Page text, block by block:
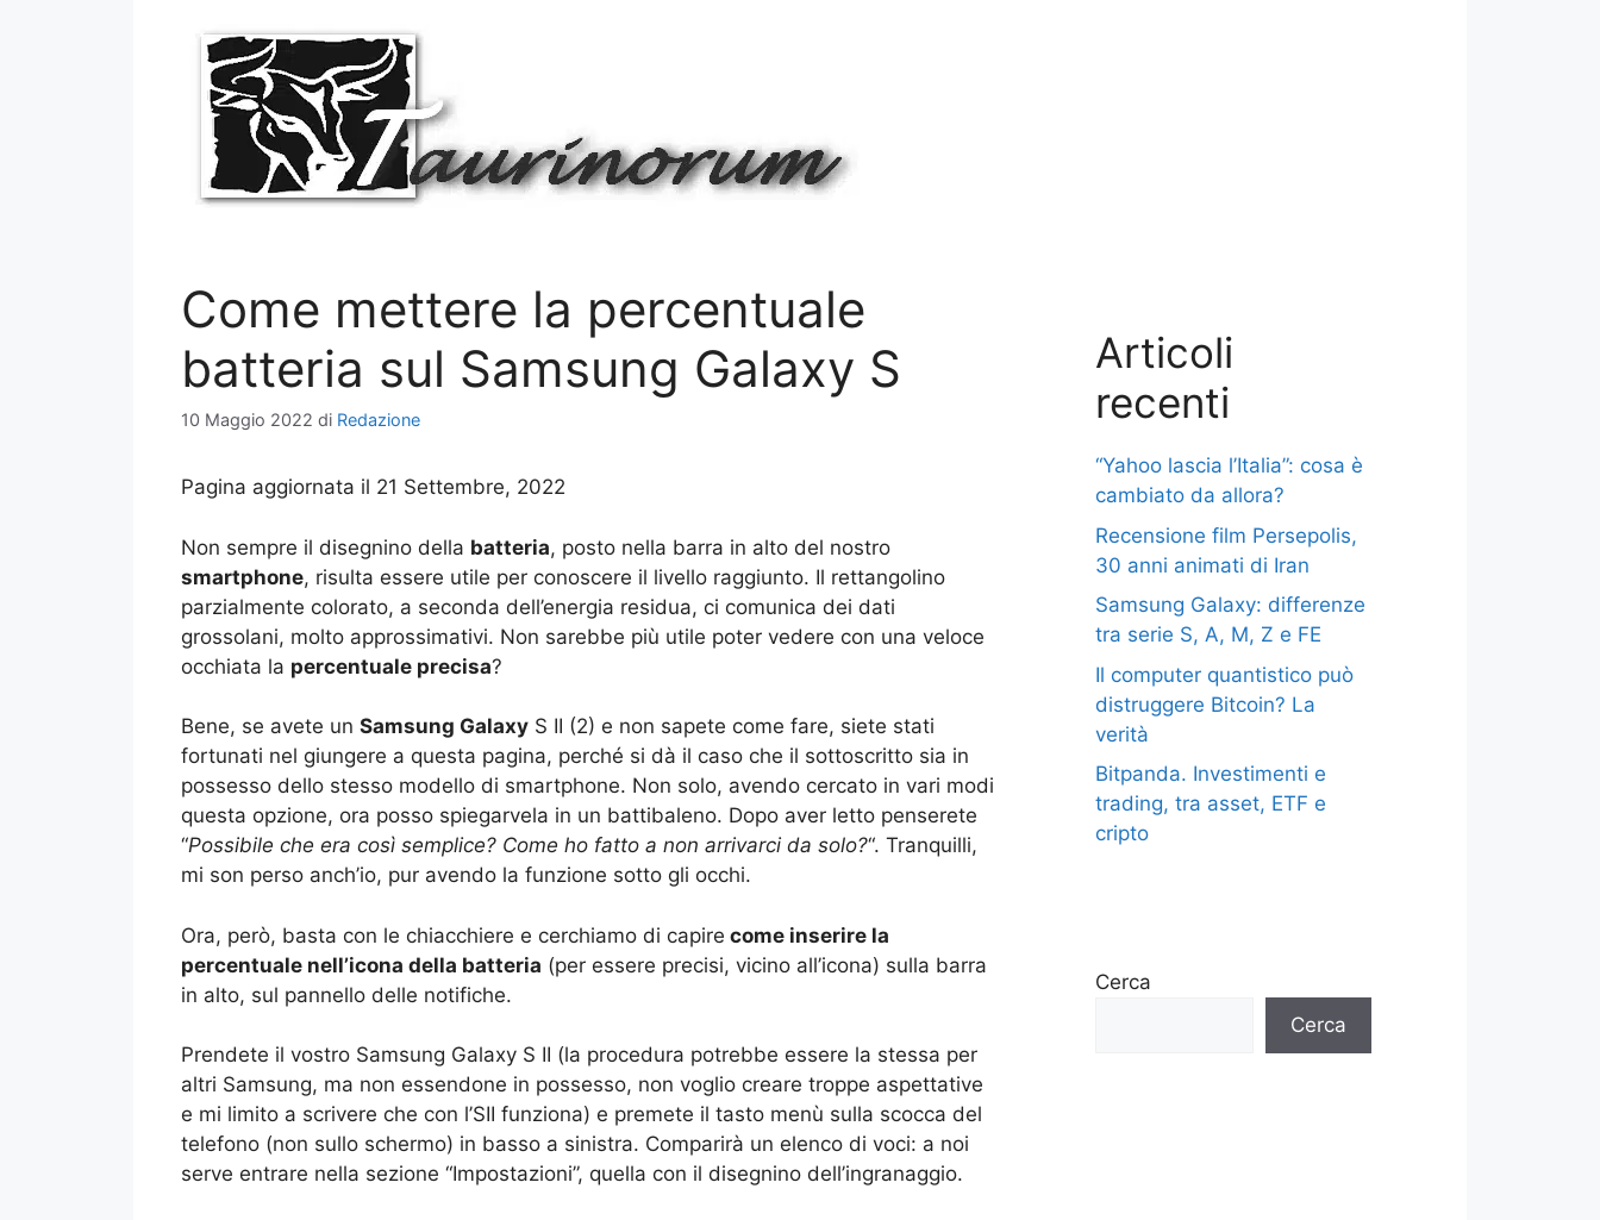
Come mettere la percentuale
batteria sul Samsung Galaxy S
10 Maggio 2022 di Redazione
Pagina aggiornata il 21 Settembre, 2022
Non sempre il disegnino della batteria, posto nella barra in alto del nostro
smartphone, risulta essere utile per conoscere il livello raggiunto. Il rettangolino
parzialmente colorato, a seconda dell’energia residua, ci comunica dei dati
grossolani, molto approssimativi. Non sarebbe più utile poter vedere con una veloce
occhiata la percentuale precisa?
Bene, se avete un Samsung Galaxy S II (2) e non sapete come fare, siete stati
fortunati nel giungere a questa pagina, perché si dà il caso che il sottoscritto sia in
possesso dello stesso modello di smartphone. Non solo, avendo cercato in vari modi
questa opzione, ora posso spiegarvela in un battibaleno. Dopo aver letto penserete
“Possibile che era così semplice? Come ho fatto a non arrivarci da solo?“. Tranquilli,
mi son perso anch’io, pur avendo la funzione sotto gli occhi.
Ora, però, basta con le chiacchiere e cerchiamo di capire come inserire la
percentuale nell’icona della batteria (per essere precisi, vicino all’icona) sulla barra
in alto, sul pannello delle notifiche.
Prendete il vostro Samsung Galaxy S II (la procedura potrebbe essere la stessa per
altri Samsung, ma non essendone in possesso, non voglio creare troppe aspettative
e mi limito a scrivere che con l’SII funziona) e premete il tasto menù sulla scocca del
telefono (non sullo schermo) in basso a sinistra. Comparirà un elenco di voci: a noi
serve entrare nella sezione “Impostazioni”, quella con il disegnino dell’ingranaggio.
Articoli
recenti
“Yahoo lascia l’Italia”: cosa è
cambiato da allora?
Recensione film Persepolis,
30 anni animati di Iran
Samsung Galaxy: differenze
tra serie S, A, M, Z e FE
Il computer quantistico può
distruggere Bitcoin? La
verità
Bitpanda. Investimenti e
trading, tra asset, ETF e
cripto
Cerca
Cerca